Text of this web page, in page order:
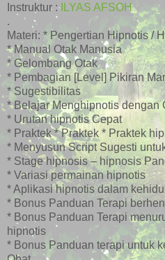
Instruktur : ILYAS AFSOH
.
Materi: * Pengertian Hipnotis /
* Manual Otak Manusia
* Gelombang Otak
* Pembagian [Level] Pikiran
* Sugestibilitas
* Belajar Menghipnotis dengan
* Urutan hipnotis Cepat
* Praktek * Praktek * Praktek
* Menyusun Script Sugesti
* Stage hipnosis – hipnosis
* Variasi permainan hipnotis
* Aplikasi hipnotis dalam
* Bonus Panduan Terapi
* Bonus Panduan Terapi
hipnotis
* Bonus Panduan terapi untuk